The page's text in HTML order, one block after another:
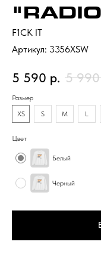
F1CK IT
Артикул: 3356XSW
5 590 р. 5 990
Размер
XS
S M L
Цвет
Белый
Черный